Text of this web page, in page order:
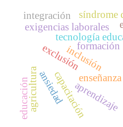
formación
enseñanza
aprendizaje
inclusión
exclusión
capacitación
tecnología
ansiedad
exigencias laborales
síndrome
agricultura
educación
integración